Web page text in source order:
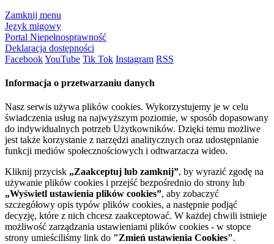
Zamknij menu
Język migowy
Portal Niepełnosprawność
Deklaracja dostępności
FacebookYouTube Tik Tok Instagram RSS
Informacja o przetwarzaniu danych
Nasz serwis używa plików cookies. Wykorzystujemy je w celu
świadczenia usług na najwyższym poziomie, w sposób dopasowany
do indywidualnych potrzeb Użytkowników. Dzięki temu możliwe
jest także korzystanie z narzędzi analitycznych oraz udostępnianie
funkcji mediów społecznościowych i odtwarzacza wideo.
Kliknij przycisk „Zaakceptuj lub zamknij”, by wyrazić zgodę na
używanie plików cookies i przejść bezpośrednio do strony lub
„Wyświetl ustawienia plików cookies”, aby zobaczyć
szczegółowy opis typów plików cookies, a następnie podjąć
decyzję, które z nich chcesz zaakceptować. W każdej chwili istnieje
możliwość zarządzania ustawieniami plików cookies - w stopce
strony umieściliśmy link do "Zmień ustawienia Cookies".